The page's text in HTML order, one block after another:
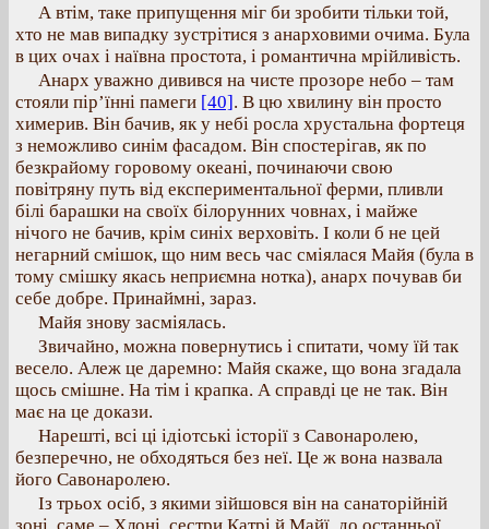
А втім, таке припущення міг би зробити тільки той,
хто не мав випадку зустрітися з анарховими очима. Була
в цих очах і наївна простота, і романтична мрійливість.
Анарх уважно дивився на чисте прозоре небо – там
стояли пір’їнні памеги [40]. В цю хвилину він просто
химерив. Він бачив, як у небі росла хрустальна фортеця
з неможливо синім фасадом. Він спостерігав, як по
безкрайому горовому океані, починаючи свою
повітряну путь від експериментальної ферми, пливли
білі барашки на своїх білорунних човнах, і майже
нічого не бачив, крім синіх верховіть. І коли б не цей
негарний смішок, що ним весь час сміялася Майя (була в
тому смішку якась неприємна нотка), анарх почував би
себе добре. Принаймні, зараз.
Майя знову засміялась.
Звичайно, можна повернутись і спитати, чому їй так
весело. Алеж це даремно: Майя скаже, що вона згадала
щось смішне. На тім і крапка. А справді це не так. Він
має на це докази.
Нарешті, всі ці ідіотські історії з Савонаролею,
безперечно, не обходяться без неї. Це ж вона назвала
його Савонаролею.
Із трьох осіб, з якими зійшовся він на санаторійній